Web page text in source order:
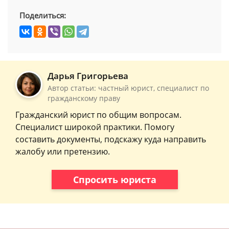
Поделиться:
Дарья Григорьева
Автор статьи: частный юрист, специалист по
гражданскому праву
Гражданский юрист по общим вопросам.
Специалист широкой практики. Помогу
составить документы, подскажу куда направить
жалобу или претензию.
Спросить юриста